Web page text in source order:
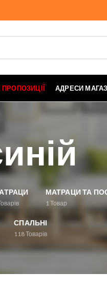
ПРОПОЗИЦІЇ АДРЕСИ
МАТРАЦИ ТА
1Товар
СПАЛЬНІ
118Товарів